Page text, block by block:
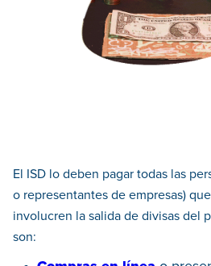
El ISD lo deben pagar todas las
o representantes de empresas)
involucren la salida de divisas del
son: